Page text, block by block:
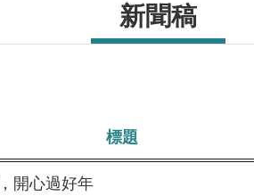
新聞稿
標題
開心過好年